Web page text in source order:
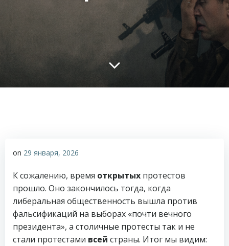
on 29 января, 2026
К сожалению, время открытых протестов
прошло. Оно закончилось тогда, когда
либеральная общественность вышла против
фальсификаций на выборах «почти вечного
президента», а столичные протесты так и не
стали протестами всей страны. Итог мы видим: